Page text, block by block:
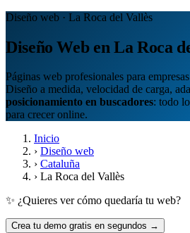
Diseño web · La Roca del Vallès
Diseño Web en La Roca
Páginas web profesionales para
Diseño a medida, velocidad de carga,
posicionamiento en buscadores: todo
para crecer online.
Inicio
› Diseño web
› Cataluña
› La Roca del Vallès
✨ ¿Quieres ver cómo quedaría tu web?
Crea tu demo gratis en segundos →